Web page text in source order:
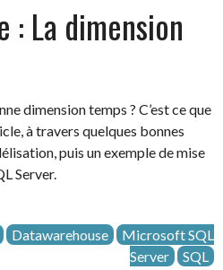
: La dimension
dimension temps ? C’est ce que
à travers quelques bonnes
puis un exemple de mise
Server.
Datawarehouse
Microsoft SQL
Server
SQL